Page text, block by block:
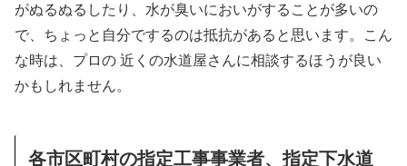
がぬるぬるしたり、水が臭いにおいがすることが多いの
で、ちょっと自分でするのは抵抗があると思います。こん
な時は、プロの 近くの水道屋さんに相談するほうが良い
かもしれません。
各市区町村の指定工事事業者、指定下水道